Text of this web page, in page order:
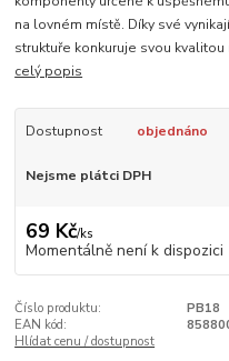
na lovném místě. Díky své
struktuře konkuruje svou
celý popis
Dostupnost objednáno
Nejsme plátci DPH
69 Kč/ks
Momentálně není k dispozici
Číslo produktu:
PB18
EAN kód:
Hlídat cenu / dostupnost